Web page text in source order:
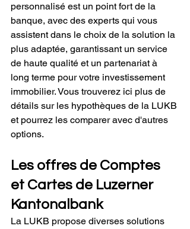
personnalisé est un point fort de la
banque, avec des experts qui vous
assistent dans le choix de la solution la
plus adaptée, garantissant un service
de haute qualité et un partenariat à
long terme pour votre investissement
immobilier. Vous trouverez ici plus de
détails sur les hypothèques de la LUKB
et pourrez les comparer avec d'autres
options.
Les offres de Comptes
et Cartes de Luzerner
Kantonalbank
La LUKB propose diverses solutions